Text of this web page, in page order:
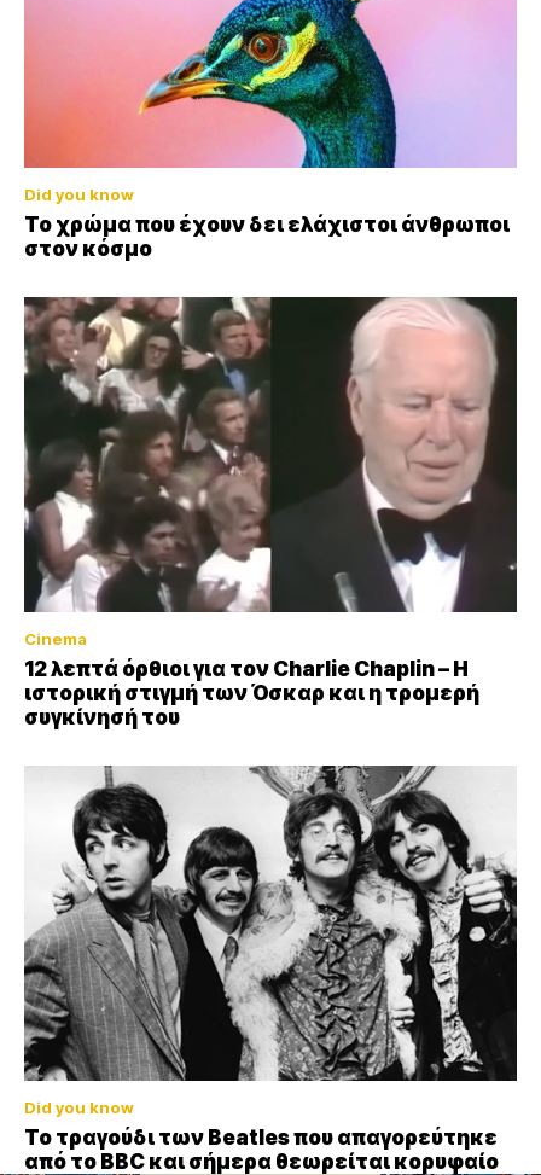
Did you know
Το χρώμα που έχουν δει ελάχιστοι άνθρωποι
στον κόσμο
Cinema
12 λεπτά όρθιοι για τον Charlie Chaplin – Η
ιστορική στιγμή των Όσκαρ και η τρομερή
συγκίνησή του
Did you know
Το τραγούδι των Beatles που απαγορεύτηκε
από το BBC και σήμερα θεωρείται κορυφαίο